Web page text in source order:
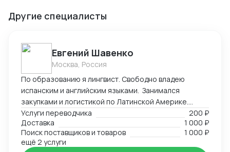
Другие специалисты
Евгений Шавенко
Москва, Россия
По образованию я лингвист. Свободно владею
испанским и английским языками. Занимался
закупками и логистикой по Латинской Америке.
Координировал, вел переговоры по закупке,
согласовал цены DDP. Перевозил товары до складов
компании. В данный момент занимаюсь
организацией импорта в Российскую Федерацию из
Услуги переводчика
200 ₽
Доставка
1 000 ₽
Поиск поставщиков и товаров
1 000 ₽
ещё 2 услуги